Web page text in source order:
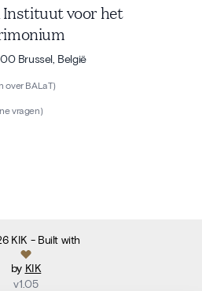
voor het
Brussel, België
over BALaT)
vragen)
KIK - Built with
by KIK
v1.05